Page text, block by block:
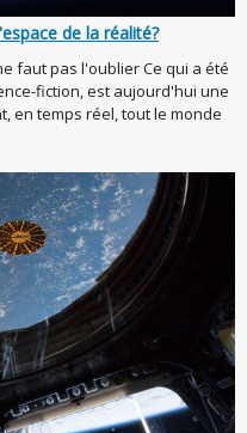
de la réalité?
faut pas l'oublier Ce qui a été
fiction, est aujourd'hui une
en temps réel, tout le monde